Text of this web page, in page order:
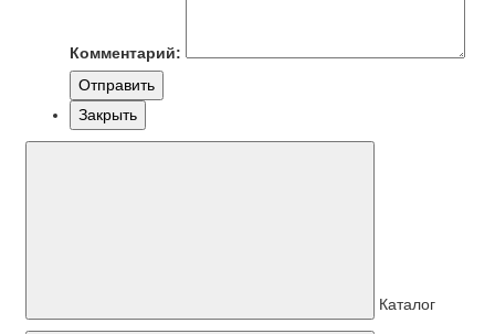
Комментарий:
Отправить
Закрыть
Каталог